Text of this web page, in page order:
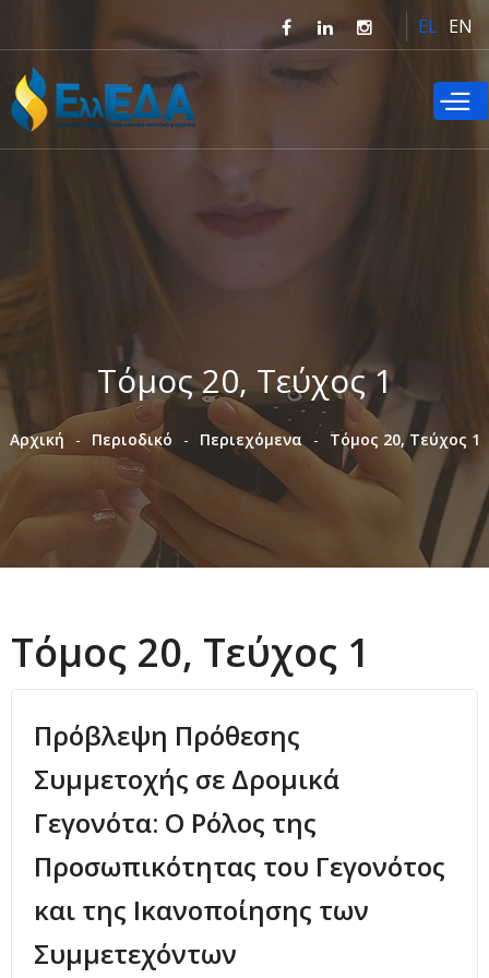
προς το
κυρίως
περιεχόμενο
EL EN
Τόμος 20, Τεύχος 1
Αρχική Περιοδικό Περιεχόμενα Τόμος 20, Τεύχος 1
Τόμος 20, Τεύχος 1
Πρόβλεψη Πρόθεσης
Συμμετοχής σε Δρομικά
Γεγονότα: Ο Ρόλος της
Προσωπικότητας του Γεγονότος
και της Ικανοποίησης των
Συμμετεχόντων